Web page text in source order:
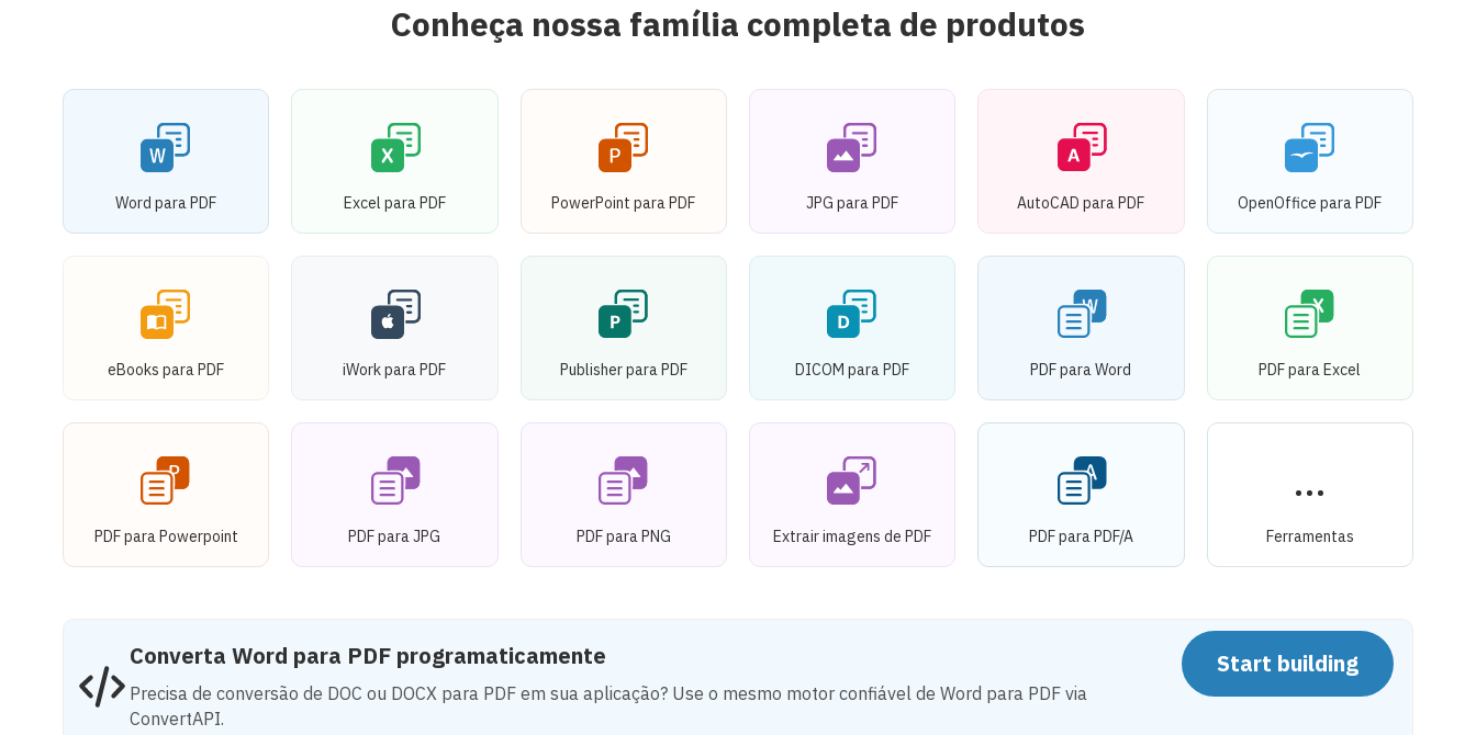
Conheça nossa família completa de produtos
Word para PDF Excel para PDF PowerPoint para PDF JPG para PDF AutoCAD para PDF OpenOffice para PDF
eBooks para PDF iWork para PDF Publisher para PDF DICOM para PDF PDF para Word PDF para Excel
PDF para Powerpoint PDF para JPG PDF para PNG Extrair imagens de PDF PDF para PDF/A Ferramentas
Converta Word para PDF programaticamente
Precisa de conversão de DOC ou DOCX para PDF em sua aplicação? Use o mesmo motor confiável de Word para PDF via
ConvertAPI.
Start building